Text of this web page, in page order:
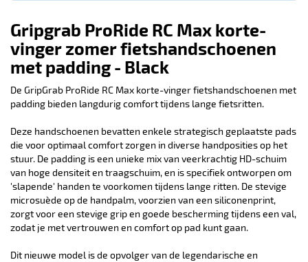
Gripgrab ProRide RC Max korte-
vinger zomer fietshandschoenen
met padding - Black
De GripGrab ProRide RC Max korte-vinger fietshandschoenen met
padding bieden langdurig comfort tijdens lange fietsritten.
Deze handschoenen bevatten enkele strategisch geplaatste pads
die voor optimaal comfort zorgen in diverse handposities op het
stuur. De padding is een unieke mix van veerkrachtig HD-schuim
van hoge densiteit en traagschuim, en is specifiek ontworpen om
'slapende' handen te voorkomen tijdens lange ritten. De stevige
microsuède op de handpalm, voorzien van een siliconenprint,
zorgt voor een stevige grip en goede bescherming tijdens een val,
zodat je met vertrouwen en comfort op pad kunt gaan.
Dit nieuwe model is de opvolger van de legendarische en